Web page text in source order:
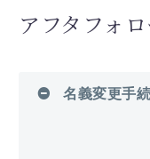
アフタフォ
名義変更手